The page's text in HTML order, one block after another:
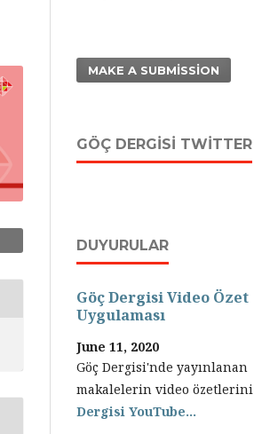
MAKE A SUBMISSION
GÖÇ DERGISI TWITTER
DUYURULAR
Göç Dergisi Video Özet
Uygulaması
June 11, 2020
Göç Dergisi'nde yayınlanan
makalelerin video özetlerini
Dergisi YouTube...